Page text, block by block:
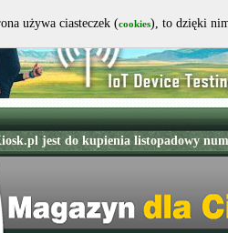
używa ciasteczek (cookies), to dzięki